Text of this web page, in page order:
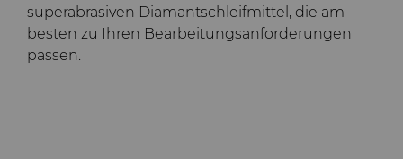
superabrasiven Diamantschleifmittel, die am
besten zu Ihren Bearbeitungsanforderungen
passen.